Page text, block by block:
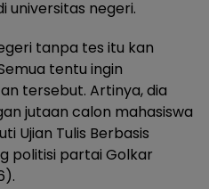
universitas negeri.
tanpa tes itu kan
tentu ingin
tersebut. Artinya, dia
jutaan calon mahasiswa
Ujian Tulis Berbasis
politisi partai Golkar